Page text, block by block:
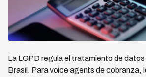
La LGPD regula el tratamiento de datos
Brasil. Para voice agents de cobranza,